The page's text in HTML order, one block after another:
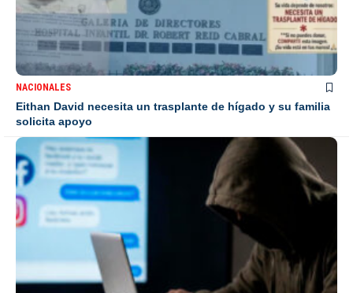
NACIONALES
Eithan David necesita un trasplante de hígado y su familia
solicita apoyo